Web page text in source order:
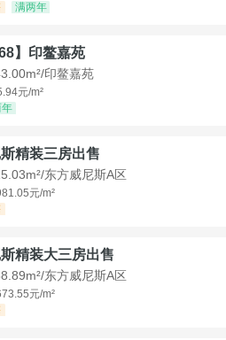
满两年
】印鳌嘉苑
印鳌嘉苑
元/m²
年
精装三房出售
东方威尼斯A区
元/m²
精装大三房出售
东方威尼斯A区
元/m²